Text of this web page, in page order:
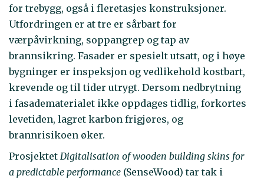
for trebygg, også i fleretasjes konstruksjoner.
Utfordringen er at tre er sårbart for
værpåvirkning, soppangrep og tap av
brannsikring. Fasader er spesielt utsatt, og i høye
bygninger er inspeksjon og vedlikehold kostbart,
krevende og til tider utrygt. Dersom nedbrytning
i fasadematerialet ikke oppdages tidlig, forkortes
levetiden, lagret karbon frigjøres, og
brannrisikoen øker.
Prosjektet Digitalisation of wooden building skins for
a predictable performance (SenseWood) tar tak i